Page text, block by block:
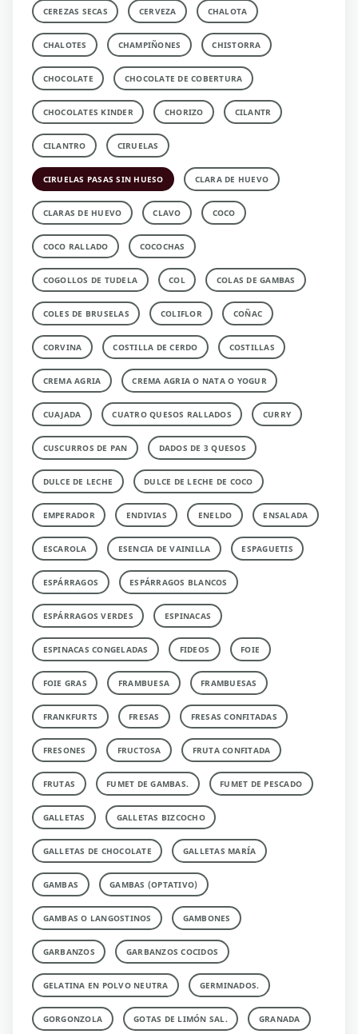
CEREZAS SECAS CERVEZA CHALOTA
CHALOTES CHAMPIÑONES CHISTORRA
CHOCOLATE CHOCOLATE DE COBERTURA
CHOCOLATES KINDER CHORIZO CILANTR
CILANTRO CIRUELAS
CIRUELAS PASAS SIN HUESO CLARA DE HUEVO
CLARAS DE HUEVO CLAVO COCO
COCO RALLADO COCOCHAS
COGOLLOS DE TUDELA COL COLAS DE GAMBAS
COLES DE BRUSELAS COLIFLOR COÑAC
CORVINA COSTILLA DE CERDO COSTILLAS
CREMA AGRIA CREMA AGRIA O NATA O YOGUR
CUAJADA CUATRO QUESOS RALLADOS CURRY
CUSCURROS DE PAN DADOS DE 3 QUESOS
DULCE DE LECHE DULCE DE LECHE DE COCO
EMPERADOR ENDIVIAS ENELDO ENSALADA
ESCAROLA ESENCIA DE VAINILLA ESPAGUETIS
ESPÁRRAGOS ESPÁRRAGOS BLANCOS
ESPÁRRAGOS VERDES ESPINACAS
ESPINACAS CONGELADAS FIDEOS FOIE
FOIE GRAS FRAMBUESA FRAMBUESAS
FRANKFURTS FRESAS FRESAS CONFITADAS
FRESONES FRUCTOSA FRUTA CONFITADA
FRUTAS FUMET DE GAMBAS. FUMET DE PESCADO
GALLETAS GALLETAS BIZCOCHO
GALLETAS DE CHOCOLATE GALLETAS MARÍA
GAMBAS GAMBAS (OPTATIVO)
GAMBAS O LANGOSTINOS GAMBONES
GARBANZOS GARBANZOS COCIDOS
GELATINA EN POLVO NEUTRA GERMINADOS.
GORGONZOLA GOTAS DE LIMÓN SAL. GRANADA